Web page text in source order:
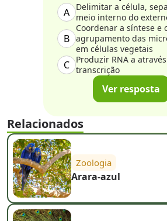
A
Delimitar a célula,
meio interno do
B
Coordenar a síntese e
agrupamento das
em células vegetais
C
Produzir RNA a
transcrição
Ver resposta
Relacionados
Zoologia
Arara-azul